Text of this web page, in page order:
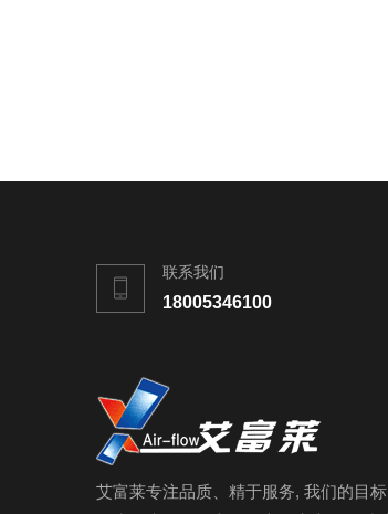
联系我们
18005346100
艾富莱专注品质、精于服务, 我们的目标